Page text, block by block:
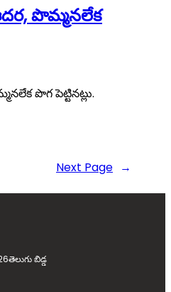
పొమ్మనలేక
పొగ పెట్టినట్లు.
Next Page →
తెలుగు బిడ్డ